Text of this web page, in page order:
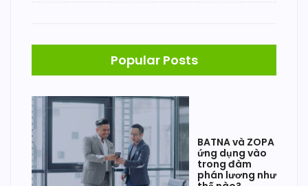
Popular Posts
BATNA và ZOPA
ứng dụng vào
trong đàm
phán lương như